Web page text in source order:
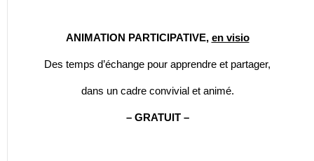
ANIMATION PARTICIPATIVE, en visio
Des temps d’échange pour apprendre et partager,
dans un cadre convivial et animé.
– GRATUIT –